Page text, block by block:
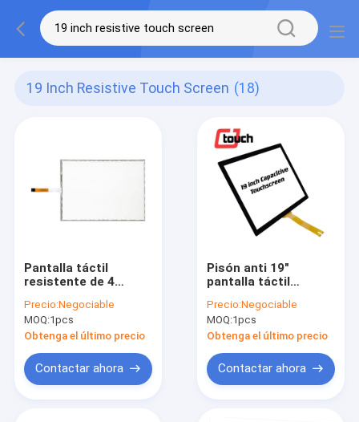
19 Inch Resistive Touch Screen (18)
Pantalla táctil
resistente de 4
la pantalla táctil de
19 pulgadas para el
monitor de la
posición
Precio:Negociable
MOQ:1pcs
Obtenga el último precio
Contactar ahora
Pisón anti 19"
pantalla táctil
para el monitor de
las instalaciones de
la oficina
Precio:Negociable
MOQ:1pcs
Obtenga el último precio
Contactar ahora